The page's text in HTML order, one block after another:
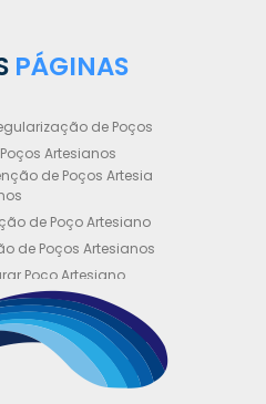
PÁGINAS
de Poços
Artesianos
de Poços Artesia
de Poço Artesiano
de Poços Artesianos
Poço Artesiano
de Poço Artesiano
Semi Artesiano
Semi Artesiano
de Poços Artesiano